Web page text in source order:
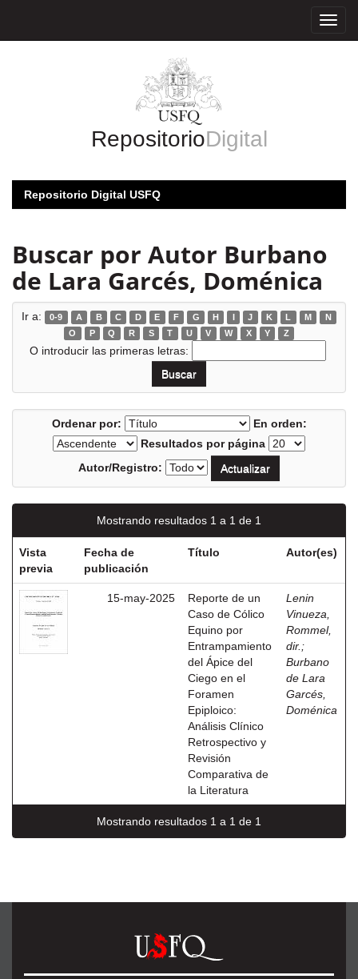
RepositorioDigital
Repositorio Digital USFQ
Buscar por Autor Burbano
de Lara Garcés, Doménica
Ir a: 0-9 A B C D E F G H I J K L M
N
O
P Q R S T U V W X Y Z
O introducir las primeras letras:
Ordenar por:
En orden:
Resultados por página
Autor/Registro:
Mostrando resultados 1 a 1 de 1
Vista
previa
Fecha de
publicación
Título Autor(es)
15-may-2025
Reporte de un
Caso de Cólico
Equino por
Entrampamiento
del Ápice del
Ciego en el
Foramen
Epiploico:
Análisis Clínico
Retrospectivo y
Revisión
Comparativa de
la Literatura
Lenin
Vinueza,
Rommel,
dir. ;
Burbano
de Lara
Garcés,
Doménica
Mostrando resultados 1 a 1 de 1